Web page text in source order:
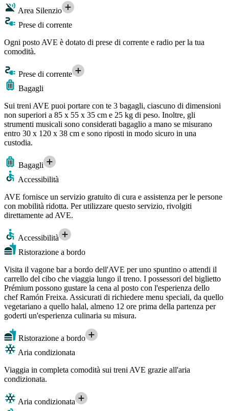
Area Silenzio
Prese di corrente
Ogni posto AVE è dotato di prese di corrente e radio per la tua
comodità.
Prese di corrente
Bagagli
Sui treni AVE puoi portare con te 3 bagagli, ciascuno di dimensioni
non superiori a 85 x 55 x 35 cm e 25 kg di peso. Inoltre, gli
strumenti musicali sono considerati bagaglio a mano se misurano
entro 30 x 120 x 38 cm e sono riposti in modo sicuro in una
custodia.
Bagagli
Accessibilità
AVE fornisce un servizio gratuito di cura e assistenza per le persone
con mobilità ridotta. Per utilizzare questo servizio, rivolgiti
direttamente ad AVE.
Accessibilità
Ristorazione a bordo
Visita il vagone bar a bordo dell'AVE per uno spuntino o attendi il
carrello del cibo che viaggia lungo il treno. I possessori del biglietto
Prémium possono gustare la cena al posto con l'esperienza dello
chef Ramón Freixa. Assicurati di richiedere menu speciali, da quello
vegetariano a quello halal, almeno 12 ore prima della partenza per
goderti un'esperienza culinaria su misura.
Ristorazione a bordo
Aria condizionata
Viaggia in completa comodità sui treni AVE grazie all'aria
condizionata.
Aria condizionata